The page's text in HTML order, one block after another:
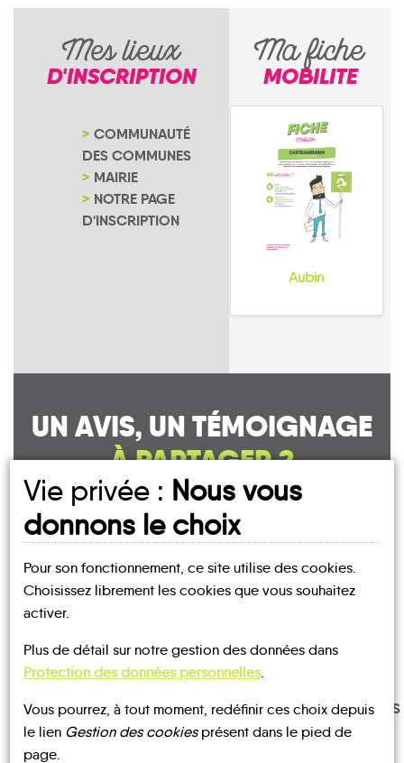
Mes lieux
D'INSCRIPTION
COMMUNAUTÉ
DES COMMUNES
MAIRIE
NOTRE PAGE
D'INSCRIPTION
Ma fiche
MOBILITE
Aubin
UN AVIS, UN TÉMOIGNAGE
À PARTAGER ?
CONTACTEZ-NOUS !
Les infosMOBILITE
TRAIN BUS
TRANSPORTS
À LA
DEMANDE
Vie privée : Nous vous
donnons le choix
Pour son fonctionnement, ce site utilise des cookies.
Choisissez librement les cookies que vous souhaitez
activer.
Plus de détail sur notre gestion des données dans
Protection des données personnelles.
Vous pourrez, à tout moment, redéfinir ces choix depuis
le lien Gestion des cookiesprésent dans le pied de
page.